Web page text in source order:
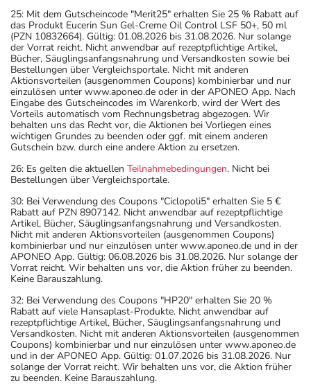
25: Mit dem Gutscheincode "Merit25" erhalten Sie 25 % Rabatt auf
das Produkt Eucerin Sun Gel-Creme Oil Control LSF 50+, 50 ml
(PZN 10832664). Gültig: 01.08.2026 bis 31.08.2026. Nur solange
der Vorrat reicht. Nicht anwendbar auf rezeptpflichtige Artikel,
Bücher, Säuglingsanfangsnahrung und Versandkosten sowie bei
Bestellungen über Vergleichsportale. Nicht mit anderen
Aktionsvorteilen (ausgenommen Coupons) kombinierbar und nur
einzulösen unter www.aponeo.de oder in der APONEO App. Nach
Eingabe des Gutscheincodes im Warenkorb, wird der Wert des
Vorteils automatisch vom Rechnungsbetrag abgezogen. Wir
behalten uns das Recht vor, die Aktionen bei Vorliegen eines
wichtigen Grundes zu beenden oder ggf. mit einem anderen
Gutschein bzw. durch eine andere Aktion zu ersetzen.
26: Es gelten die aktuellen Teilnahmebedingungen. Nicht bei
Bestellungen über Vergleichsportale.
30: Bei Verwendung des Coupons "Ciclopoli5" erhalten Sie 5 €
Rabatt auf PZN 8907142. Nicht anwendbar auf rezeptpflichtige
Artikel, Bücher, Säuglingsanfangsnahrung und Versandkosten.
Nicht mit anderen Aktionsvorteilen (ausgenommen Coupons)
kombinierbar und nur einzulösen unter www.aponeo.de und in der
APONEO App. Gültig: 06.08.2026 bis 31.08.2026. Nur solange der
Vorrat reicht. Wir behalten uns vor, die Aktion früher zu beenden.
Keine Barauszahlung.
32: Bei Verwendung des Coupons "HP20" erhalten Sie 20 %
Rabatt auf viele Hansaplast-Produkte. Nicht anwendbar auf
rezeptpflichtige Artikel, Bücher, Säuglingsanfangsnahrung und
Versandkosten. Nicht mit anderen Aktionsvorteilen (ausgenommen
Coupons) kombinierbar und nur einzulösen unter www.aponeo.de
und in der APONEO App. Gültig: 01.07.2026 bis 31.08.2026. Nur
solange der Vorrat reicht. Wir behalten uns vor, die Aktion früher
zu beenden. Keine Barauszahlung.